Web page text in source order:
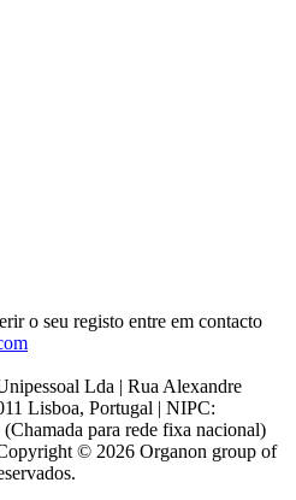
o seu registo entre em contacto
Lda | Rua Alexandre
Lisboa, Portugal | NIPC:
para rede fixa nacional)
© 2026 Organon group of